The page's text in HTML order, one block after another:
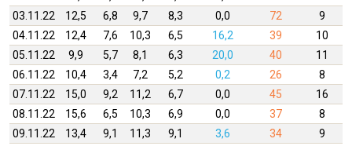
03.11.22
12,5 6,8 9,7 8,3 0,0 72 9
04.11.22
12,4 7,6 10,3 6,5 16,2 39 10
05.11.22
9,9 5,7 8,1 6,3 20,0 40 11
06.11.22
10,4 3,4 7,2 5,2 0,2 26
8
07.11.22
15,0 9,2 11,2 6,7 0,0 45 16
08.11.22
15,6 6,5 10,3 6,9 0,0 37 8
09.11.22
13,4 9,1 11,3 9,1 3,6 34
9